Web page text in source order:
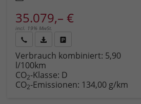
35.079,– €
incl. 19% MwSt.
anfordernDatei,
Fahrzeugexposé
drucken
drucken,
oder
vergleichen
Verbrauch kombiniert: 5,90
l/100km
CO2-Klasse: D
CO2-Emissionen: 134,00 g/km